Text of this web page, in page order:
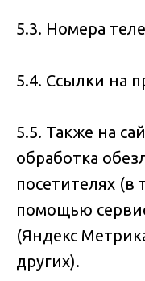
5.3. Номера
5.4. Ссылки на
5.5. Также на
обработка
посетителях (в
помощью
(Яндекс
других).